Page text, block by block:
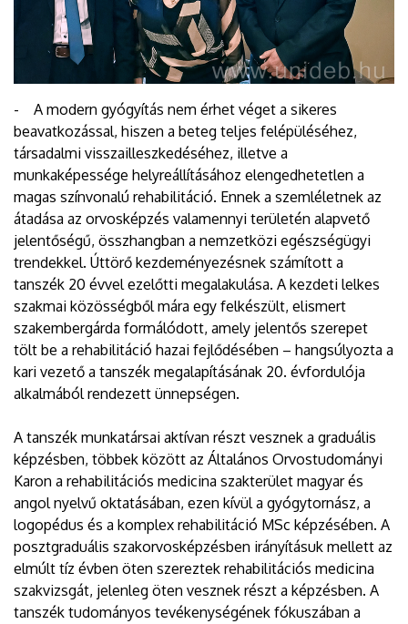
- A modern gyógyítás nem érhet véget a sikeres
beavatkozással, hiszen a beteg teljes felépüléséhez,
társadalmi visszailleszkedéséhez, illetve a
munkaképessége helyreállításához elengedhetetlen a
magas színvonalú rehabilitáció. Ennek a szemléletnek az
átadása az orvosképzés valamennyi területén alapvető
jelentőségű, összhangban a nemzetközi egészségügyi
trendekkel. Úttörő kezdeményezésnek számított a
tanszék 20 évvel ezelőtti megalakulása. A kezdeti lelkes
szakmai közösségből mára egy felkészült, elismert
szakembergárda formálódott, amely jelentős szerepet
tölt be a rehabilitáció hazai fejlődésében – hangsúlyozta a
kari vezető a tanszék megalapításának 20. évfordulója
alkalmából rendezett ünnepségen.
A tanszék munkatársai aktívan részt vesznek a graduális
képzésben, többek között az Általános Orvostudományi
Karon a rehabilitációs medicina szakterület magyar és
angol nyelvű oktatásában, ezen kívül a gyógytornász, a
logopédus és a komplex rehabilitáció MSc képzésében. A
posztgraduális szakorvosképzésben irányításuk mellett az
elmúlt tíz évben öten szereztek rehabilitációs medicina
szakvizsgát, jelenleg öten vesznek részt a képzésben. A
tanszék tudományos tevékenységének fókuszában a